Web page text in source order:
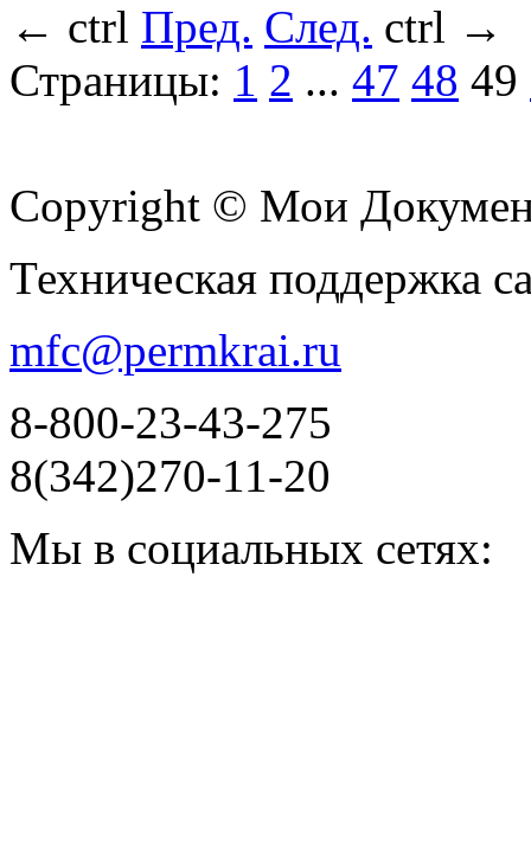
← ctrl Пред. След. ctrl →
Страницы: 1 2 ... 47 48 49
Copyright © Мои
Техническая поддержка
mfc@permkrai.ru
8-800-23-43-275
8(342)270-11-20
Мы в социальных сетях: